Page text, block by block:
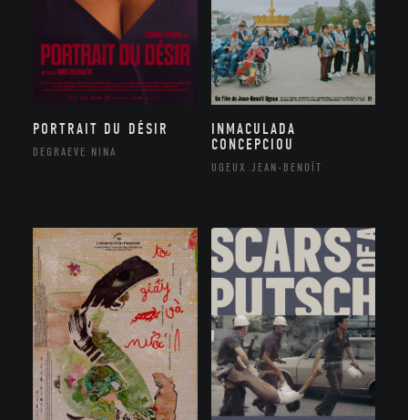
PORTRAIT DU DÉSIR
DEGRAEVE NINA
INMACULADA
CONCEPCIOU
UGEUX JEAN-BENOÎT